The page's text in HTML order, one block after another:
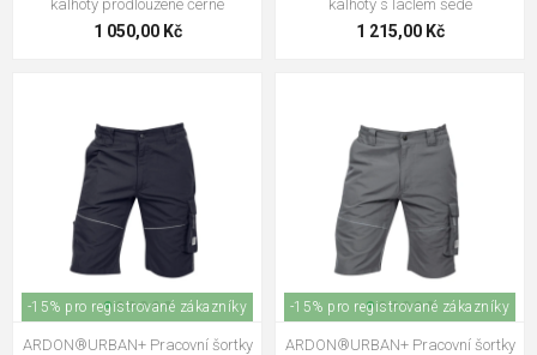
kalhoty prodloužené černé
1 050,00 Kč
kalhoty s laclem šedé
1 215,00 Kč
-15% pro registrované zákazníky
ARDON®URBAN+ Pracovní šortky
-15% pro registrované zákazníky
ARDON®URBAN+ Pracovní šortky